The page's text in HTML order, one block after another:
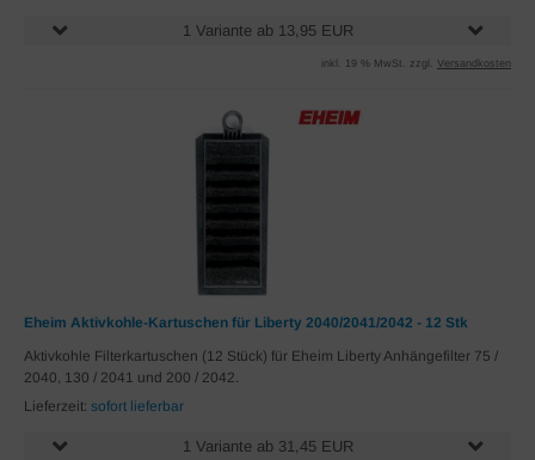
1 Variante ab 13,95 EUR
inkl. 19 % MwSt. zzgl. Versandkosten
Eheim Aktivkohle-Kartuschen für Liberty 2040/2041/2042 - 12 Stk
Aktivkohle Filterkartuschen (12 Stück) für Eheim Liberty Anhängefilter 75 /
2040, 130 / 2041 und 200 / 2042.
Lieferzeit: sofort lieferbar
1 Variante ab 31,45 EUR